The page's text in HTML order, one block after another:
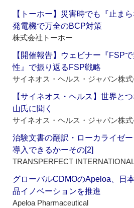
【トーホー】災害時でも『止ま
発電機で万全のBCP対策
株式会社トーホー
【開催報告】ウェビナー『FSP
性』で振り返るFSP戦略
サイネオス・ヘルス・ジャパン株
【サイネオス・ヘルス】世界と
山氏に聞く
サイネオス・ヘルス・ジャパン株
治験文書の翻訳・ローカライゼ
導入できるかーその[2]
TRANSPERFECT
グローバルCDMOのApeloa、日
品イノベーションを推進
Apeloa Pharmaceutical